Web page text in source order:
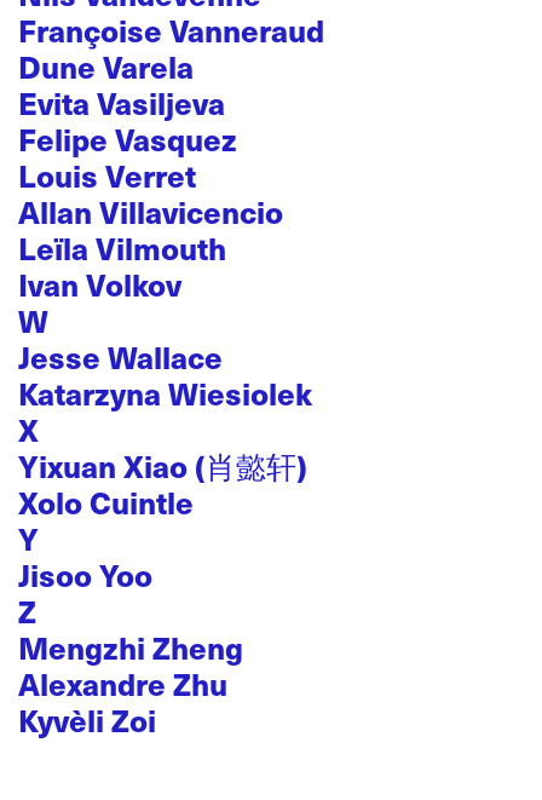
Françoise Vanneraud
Dune Varela
Evita Vasiljeva
Felipe Vasquez
Louis Verret
Allan Villavicencio
Leïla Vilmouth
Ivan Volkov
W
Jesse Wallace
Katarzyna Wiesiolek
X
Yixuan Xiao (肖懿轩)
Xolo Cuintle
Y
Jisoo Yoo
Z
Mengzhi Zheng
Alexandre Zhu
Kyvèli Zoi